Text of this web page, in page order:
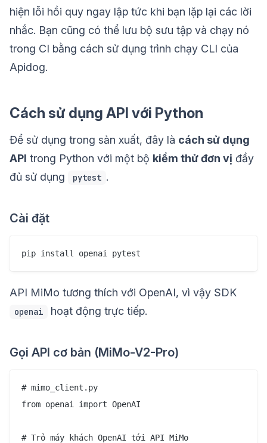
hiện lỗi hồi quy ngay lập tức khi bạn lặp lại các lời
nhắc. Bạn cũng có thể lưu bộ sưu tập và chạy nó
trong CI bằng cách sử dụng trình chạy CLI của
Apidog.
Cách sử dụng API với Python
Để sử dụng trong sản xuất, đây là cách sử dụng
API trong Python với một bộ kiểm thử đơn vị đầy
đủ sử dụng
pytest .
Cài đặt
API MiMo tương thích với OpenAI, vì vậy SDK
openai hoạt động trực tiếp.
Gọi API cơ bản (MiMo-V2-Pro)
# mimo_client.py
from openai import OpenAI
# Trỏ máy khách OpenAI tới API MiMo